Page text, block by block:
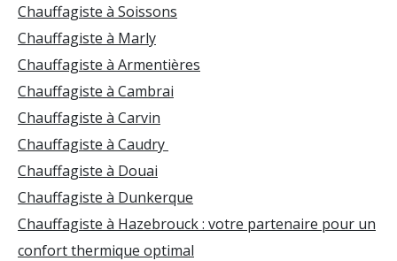
Chauffagiste à Soissons
Chauffagiste à Marly
Chauffagiste à Armentières
Chauffagiste à Cambrai
Chauffagiste à Carvin
Chauffagiste à Caudry
Chauffagiste à Douai
Chauffagiste à Dunkerque
Chauffagiste à Hazebrouck : votre partenaire pour un
confort thermique optimal